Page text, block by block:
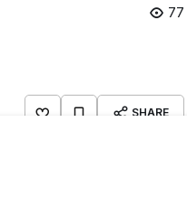
77
SHARE
ardından temizlik